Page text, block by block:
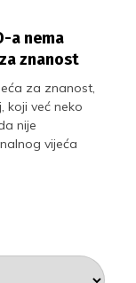
a nema
znanost
za znanost,
koji već neko
nije
vijeća